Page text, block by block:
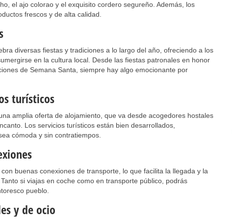
el ajo colorao y el exquisito cordero segureño. Además, los
frescos y de alta calidad.
diversas fiestas y tradiciones a lo largo del año, ofreciendo a los
en la cultura local. Desde las fiestas patronales en honor
de Semana Santa, siempre hay algo emocionante por
turísticos
amplia oferta de alojamiento, que va desde acogedores hostales
Los servicios turísticos están bien desarrollados,
cómoda y sin contratiempos.
buenas conexiones de transporte, lo que facilita la llegada y la
si viajas en coche como en transporte público, podrás
pueblo.
y de ocio